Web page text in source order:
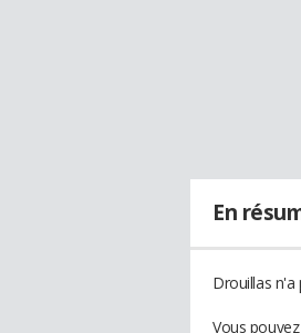
En
Drouillas
Vous